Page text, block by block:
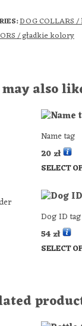
DOG COLLARS
/ gładkie kolory
may also
Name tag
20zł
SELECT
Dog ID
54zł
SELECT